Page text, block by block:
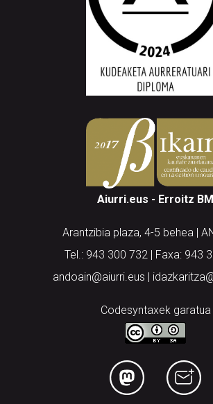
Aiurri.eus - Erroitz BM
Arantzibia plaza, 4-5 behea |
Tel.: 943 300 732 | Faxa: 943
andoain@aiurri.eus |
Codesyntaxek garatua